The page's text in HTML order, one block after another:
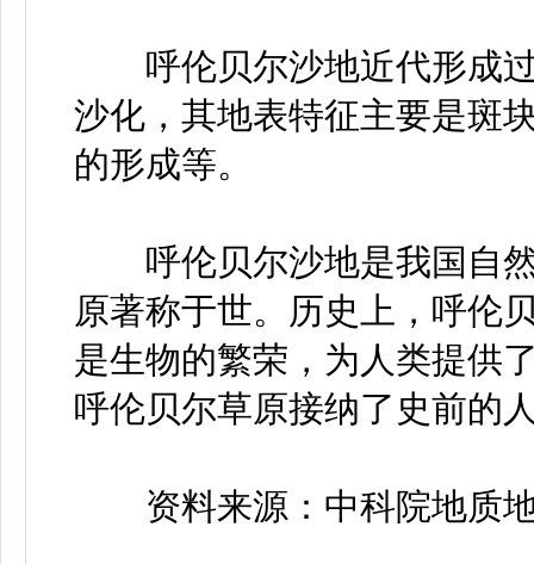
呼伦贝尔沙地近代形成过
沙化，其地表特征主要是斑
的形成等。
呼伦贝尔沙地是我国自然
原著称于世。历史上，呼伦
是生物的繁荣，为人类提供
呼伦贝尔草原接纳了史前的
资料来源：中科院地质